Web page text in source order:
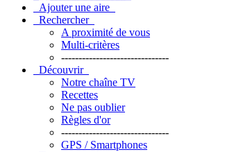
Ajouter une aire
Rechercher
A proximité de vous
Multi-critères
-------------------------------
Découvrir
Notre chaîne TV
Recettes
Ne pas oublier
Règles d'or
-------------------------------
GPS / Smartphones